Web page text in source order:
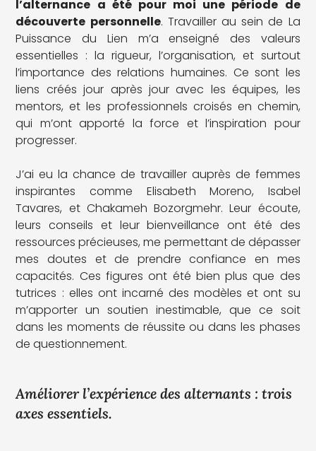
l’alternance a été pour moi une période de
découverte personnelle. Travailler au sein de La
Puissance du Lien m’a enseigné des valeurs
essentielles : la rigueur, l’organisation, et surtout
l’importance des relations humaines. Ce sont les
liens créés jour après jour avec les équipes, les
mentors, et les professionnels croisés en chemin,
qui m’ont apporté la force et l’inspiration pour
progresser.
J’ai eu la chance de travailler auprès de femmes
inspirantes comme Elisabeth Moreno, Isabel
Tavares, et Chakameh Bozorgmehr. Leur écoute,
leurs conseils et leur bienveillance ont été des
ressources précieuses, me permettant de dépasser
mes doutes et de prendre confiance en mes
capacités. Ces figures ont été bien plus que des
tutrices : elles ont incarné des modèles et ont su
m’apporter un soutien inestimable, que ce soit
dans les moments de réussite ou dans les phases
de questionnement.
Améliorer l’expérience des alternants : trois
axes essentiels.